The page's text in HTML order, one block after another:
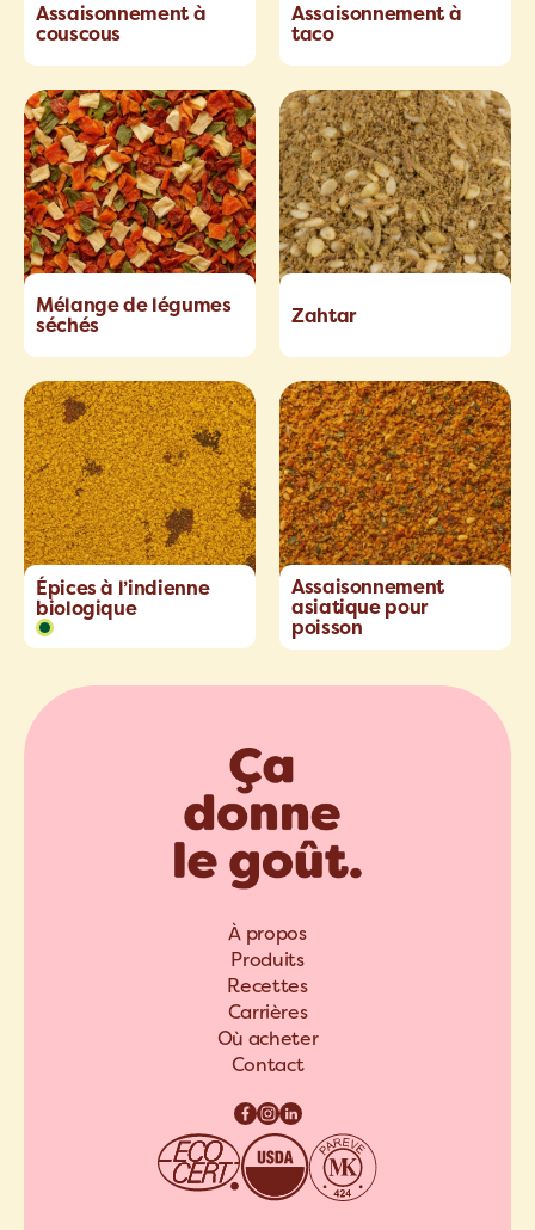
Assaisonnement à
couscous
Assaisonnement à
taco
Mélange de légumes
séchés
Zahtar
Épices à l’indienne
biologique
Assaisonnement
asiatique pour
poisson
À propos
Produits
Recettes
Carrières
Où acheter
Contact